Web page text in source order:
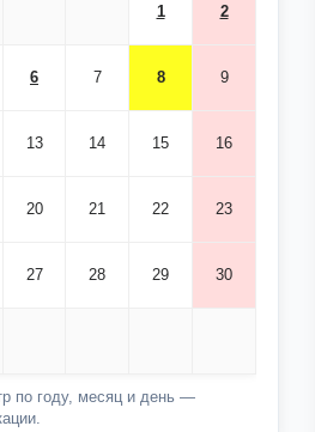
1 2
6 7 8 9
13 14 15 16
20 21 22 23
27 28 29 30
по году, месяц и день —